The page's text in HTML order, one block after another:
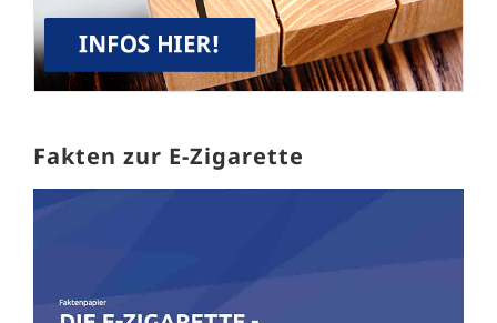
Fakten zur E-Zigarette